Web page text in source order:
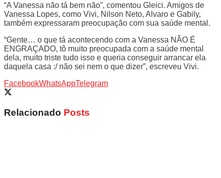
“A Vanessa não tá bem não”, comentou Gleici. Amigos de
Vanessa Lopes, como Vivi, Nilson Neto, Alvaro e Gabily,
também expressaram preocupação com sua saúde mental.
“Gente… o que tá acontecendo com a Vanessa NÃO É
ENGRAÇADO, tô muito preocupada com a saúde mental
dela, muito triste tudo isso e queria conseguir arrancar ela
daquela casa :/ não sei nem o que dizer”, escreveu Vivi.
FacebookWhatsAppTelegram
Relacionado Posts